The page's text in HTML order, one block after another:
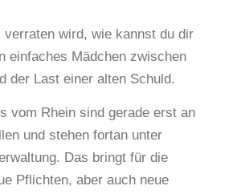
verraten wird, wie kannst du dir
einfaches Mädchen zwischen
der Last einer alten Schuld.
vom Rhein sind gerade erst an
und stehen fortan unter
Das bringt für die
Pflichten, aber auch neue